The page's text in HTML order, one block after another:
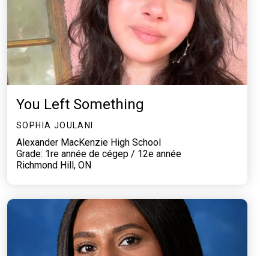
You Left Something
SOPHIA JOULANI
Alexander MacKenzie High School
Grade: 1re année de cégep / 12e année
Richmond Hill, ON